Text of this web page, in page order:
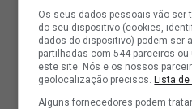
Os seus dados pessoais vão ser
do seu dispositivo (cookies,
dados do dispositivo) podem ser
partilhadas com 544 parceiros
este site. Nós e os nossos
geolocalização precisos. Lista
Alguns fornecedores podem